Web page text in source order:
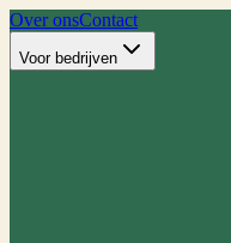
Over onsContact
Voor bedrijven